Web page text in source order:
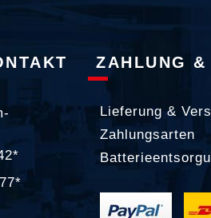
ZAHLUNG &
Lieferung &
Zahlungsarten